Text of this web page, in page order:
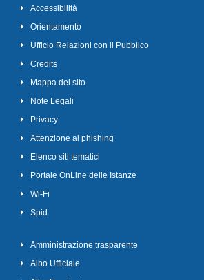
Accessibilità
Orientamento
Ufficio Relazioni con il Pubblico
Credits
Mappa del sito
Note Legali
Privacy
Attenzione al phishing
Elenco siti tematici
Portale OnLine delle Istanze
Wi-Fi
Spid
Amministrazione trasparente
Albo Ufficiale